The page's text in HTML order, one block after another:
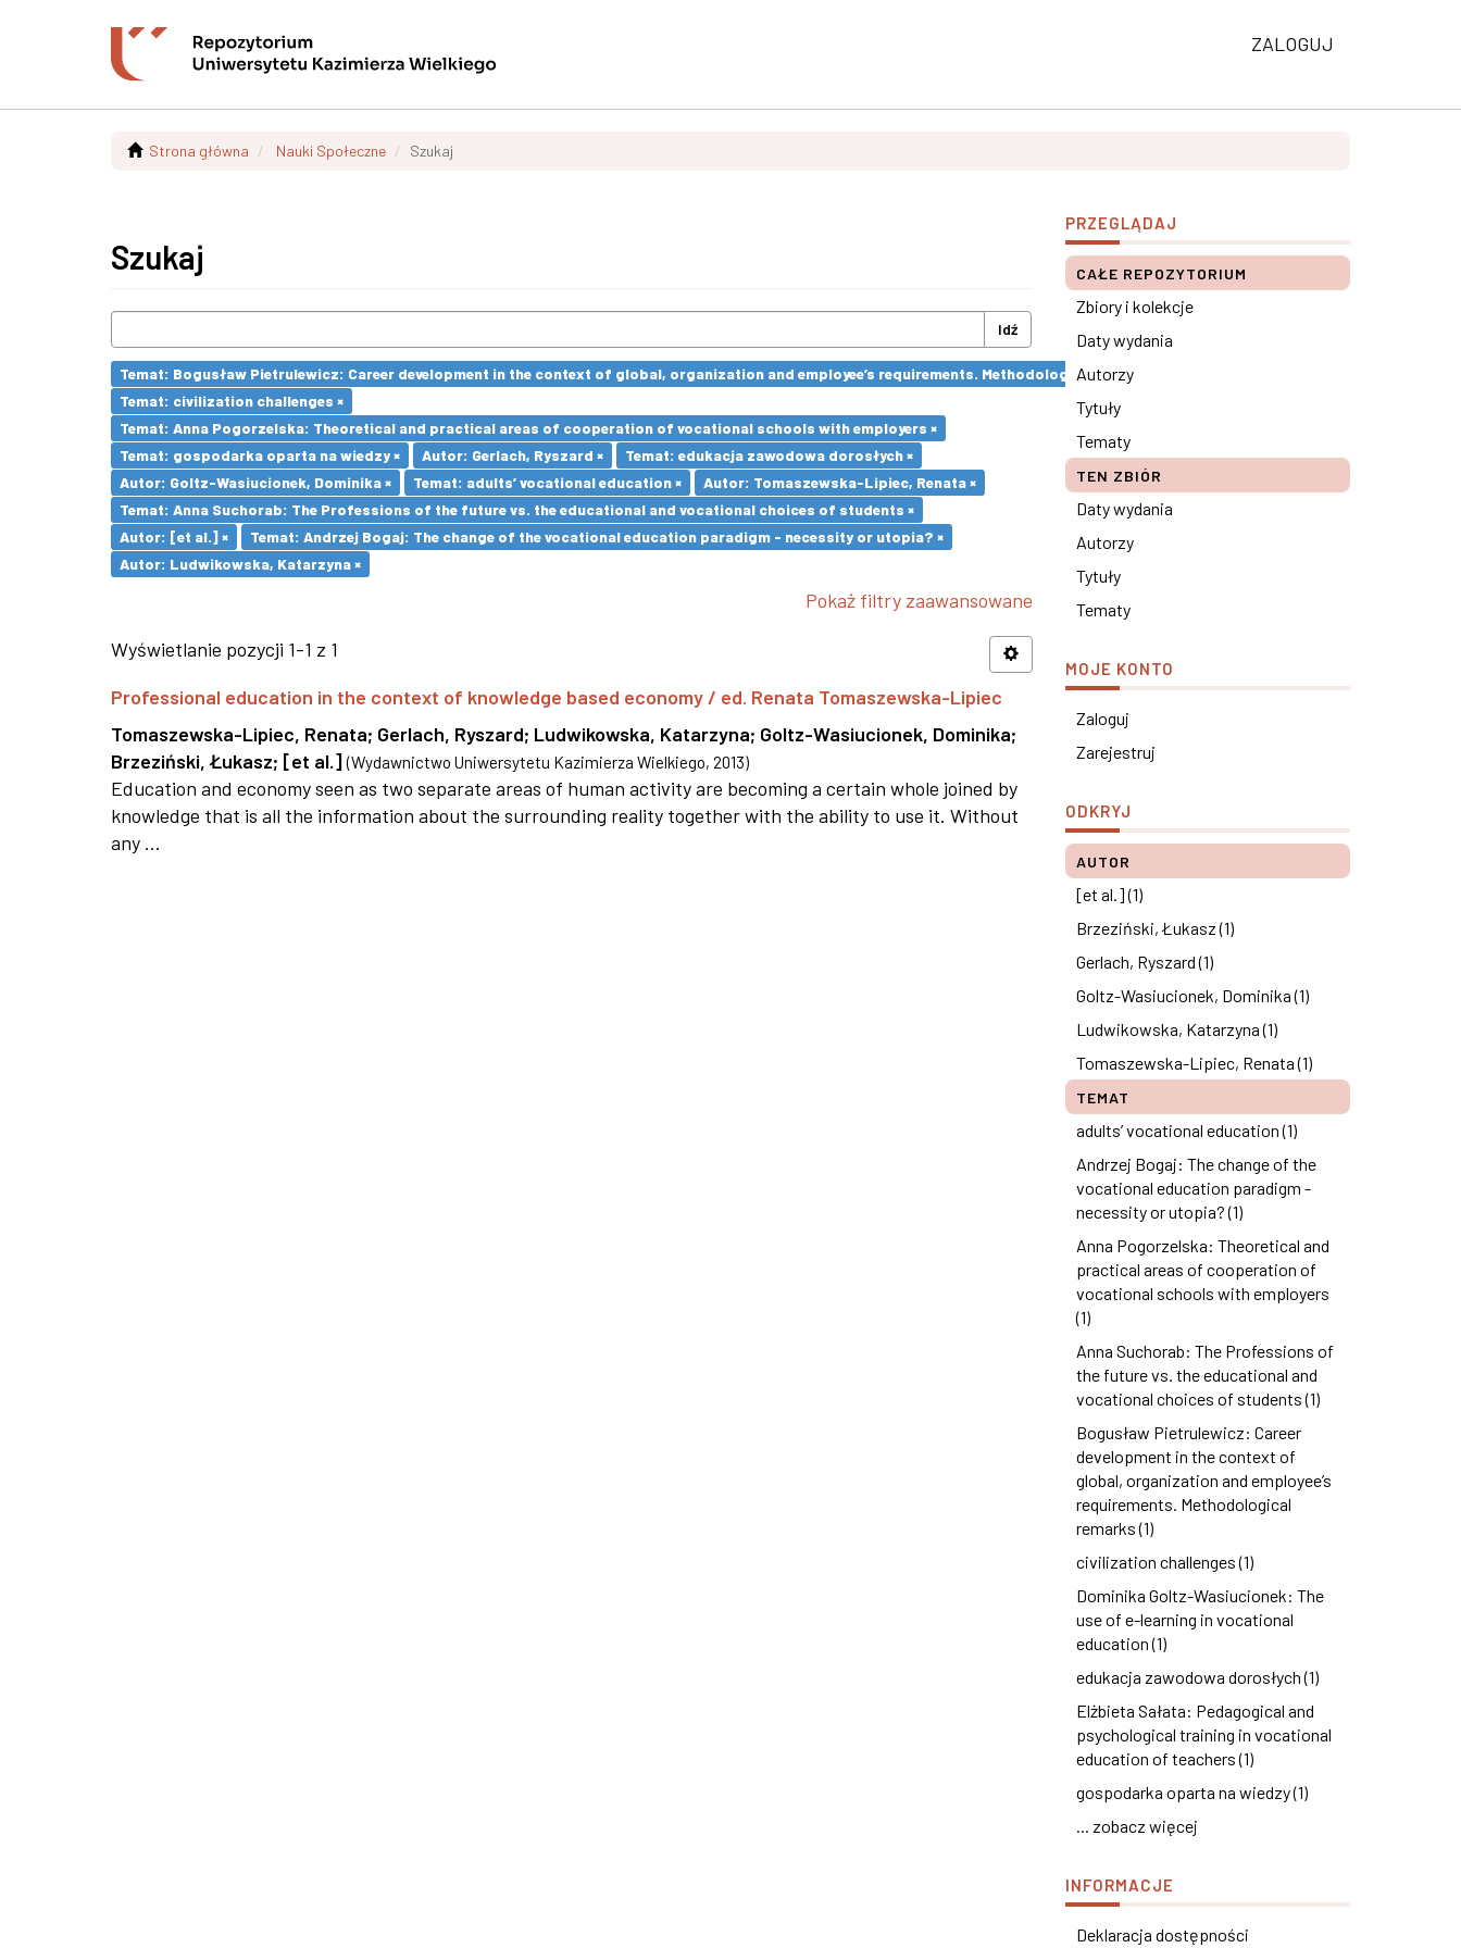
ZALOGUJ
Strona główna Nauki Społeczne Szukaj
Szukaj
Idź
Temat: Bogusław Pietrulewicz: Career development in the context of global, organization and employee’s requirements. Methodological remarks ×
Temat: civilization challenges ×
Temat: Anna Pogorzelska: Theoretical and practical areas of cooperation of vocational schools with employers ×
Temat: gospodarka oparta na wiedzy ×
Autor: Gerlach, Ryszard ×
Temat: edukacja zawodowa dorosłych ×
Autor: Goltz-Wasiucionek, Dominika ×
Temat: adults’ vocational education ×
Autor: Tomaszewska-Lipiec, Renata ×
Temat: Anna Suchorab: The Professions of the future vs. the educational and vocational choices of students ×
Autor: [et al.] ×
Temat: Andrzej Bogaj: The change of the vocational education paradigm - necessity or utopia? ×
Autor: Ludwikowska, Katarzyna ×
Pokaż filtry zaawansowane
Wyświetlanie pozycji 1-1 z 1
Professional education in the context of knowledge based economy / ed. Renata Tomaszewska-Lipiec
Tomaszewska-Lipiec, Renata; Gerlach, Ryszard; Ludwikowska, Katarzyna; Goltz-Wasiucionek, Dominika;
Brzeziński, Łukasz; [et al.] (Wydawnictwo Uniwersytetu Kazimierza Wielkiego, 2013)
Education and economy seen as two separate areas of human activity are becoming a certain whole joined by
knowledge that is all the information about the surrounding reality together with the ability to use it. Without
any ...
PRZEGLĄDAJ
CAŁE REPOZYTORIUM
Zbiory i kolekcje
Daty wydania
Autorzy
Tytuły
Tematy
TEN ZBIÓR
Daty wydania
Autorzy
Tytuły
Tematy
MOJE KONTO
Zaloguj
Zarejestruj
ODKRYJ
AUTOR
[et al.] (1)
Brzeziński, Łukasz (1)
Gerlach, Ryszard (1)
Goltz-Wasiucionek, Dominika (1)
Ludwikowska, Katarzyna (1)
Tomaszewska-Lipiec, Renata (1)
TEMAT
adults’ vocational education (1)
Andrzej Bogaj: The change of the
vocational education paradigm -
necessity or utopia? (1)
Anna Pogorzelska: Theoretical and
practical areas of cooperation of
vocational schools with employers
(1)
Anna Suchorab: The Professions of
the future vs. the educational and
vocational choices of students (1)
Bogusław Pietrulewicz: Career
development in the context of
global, organization and employee’s
requirements. Methodological
remarks (1)
civilization challenges (1)
Dominika Goltz-Wasiucionek: The
use of e-learning in vocational
education (1)
edukacja zawodowa dorosłych (1)
Elżbieta Sałata: Pedagogical and
psychological training in vocational
education of teachers (1)
gospodarka oparta na wiedzy (1)
... zobacz więcej
INFORMACJE
Deklaracja dostępności